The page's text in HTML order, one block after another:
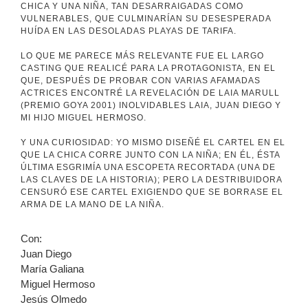
CHICA Y UNA NIÑA, TAN DESARRAIGADAS COMO
VULNERABLES, QUE CULMINARÍAN SU DESESPERADA
HUÍDA EN LAS DESOLADAS PLAYAS DE TARIFA.
LO QUE ME PARECE MÁS RELEVANTE FUE EL LARGO
CASTING QUE REALICÉ PARA LA PROTAGONISTA, EN EL
QUE, DESPUÉS DE PROBAR CON VARIAS AFAMADAS
ACTRICES ENCONTRÉ LA REVELACIÓN DE LAIA MARULL
(PREMIO GOYA 2001) INOLVIDABLES LAIA, JUAN DIEGO Y
MI HIJO MIGUEL HERMOSO.
Y UNA CURIOSIDAD: YO MISMO DISEÑÉ EL CARTEL EN EL
QUE LA CHICA CORRE JUNTO CON LA NIÑA; EN ÉL, ÉSTA
ÚLTIMA ESGRIMÍA UNA ESCOPETA RECORTADA (UNA DE
LAS CLAVES DE LA HISTORIA); PERO LA DESTRIBUIDORA
CENSURÓ ESE CARTEL EXIGIENDO QUE SE BORRASE EL
ARMA DE LA MANO DE LA NIÑA.
Con:
Juan Diego
María Galiana
Miguel Hermoso
Jesús Olmedo